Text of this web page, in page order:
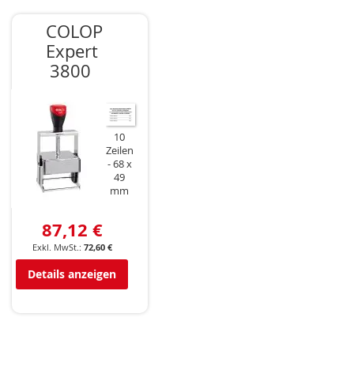
COLOP
Expert
3800
10
Zeilen
68 x
49
mm
87,12 €
72,60 €
Details anzeigen